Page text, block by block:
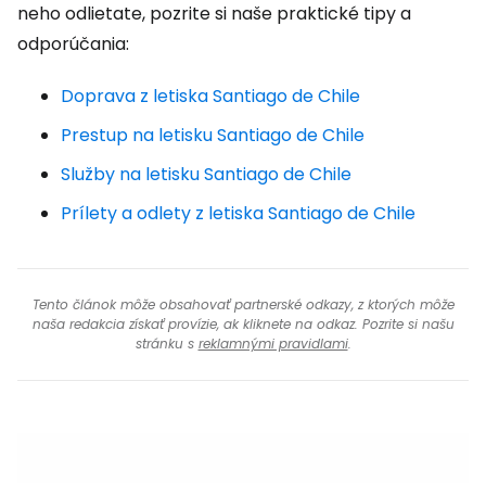
neho odlietate, pozrite si naše praktické tipy a
odporúčania:
Doprava z letiska Santiago de Chile
Prestup na letisku Santiago de Chile
Služby na letisku Santiago de Chile
Prílety a odlety z letiska Santiago de Chile
Tento článok môže obsahovať partnerské odkazy, z ktorých môže
naša redakcia získať provízie, ak kliknete na odkaz. Pozrite si našu
stránku s reklamnými pravidlami.